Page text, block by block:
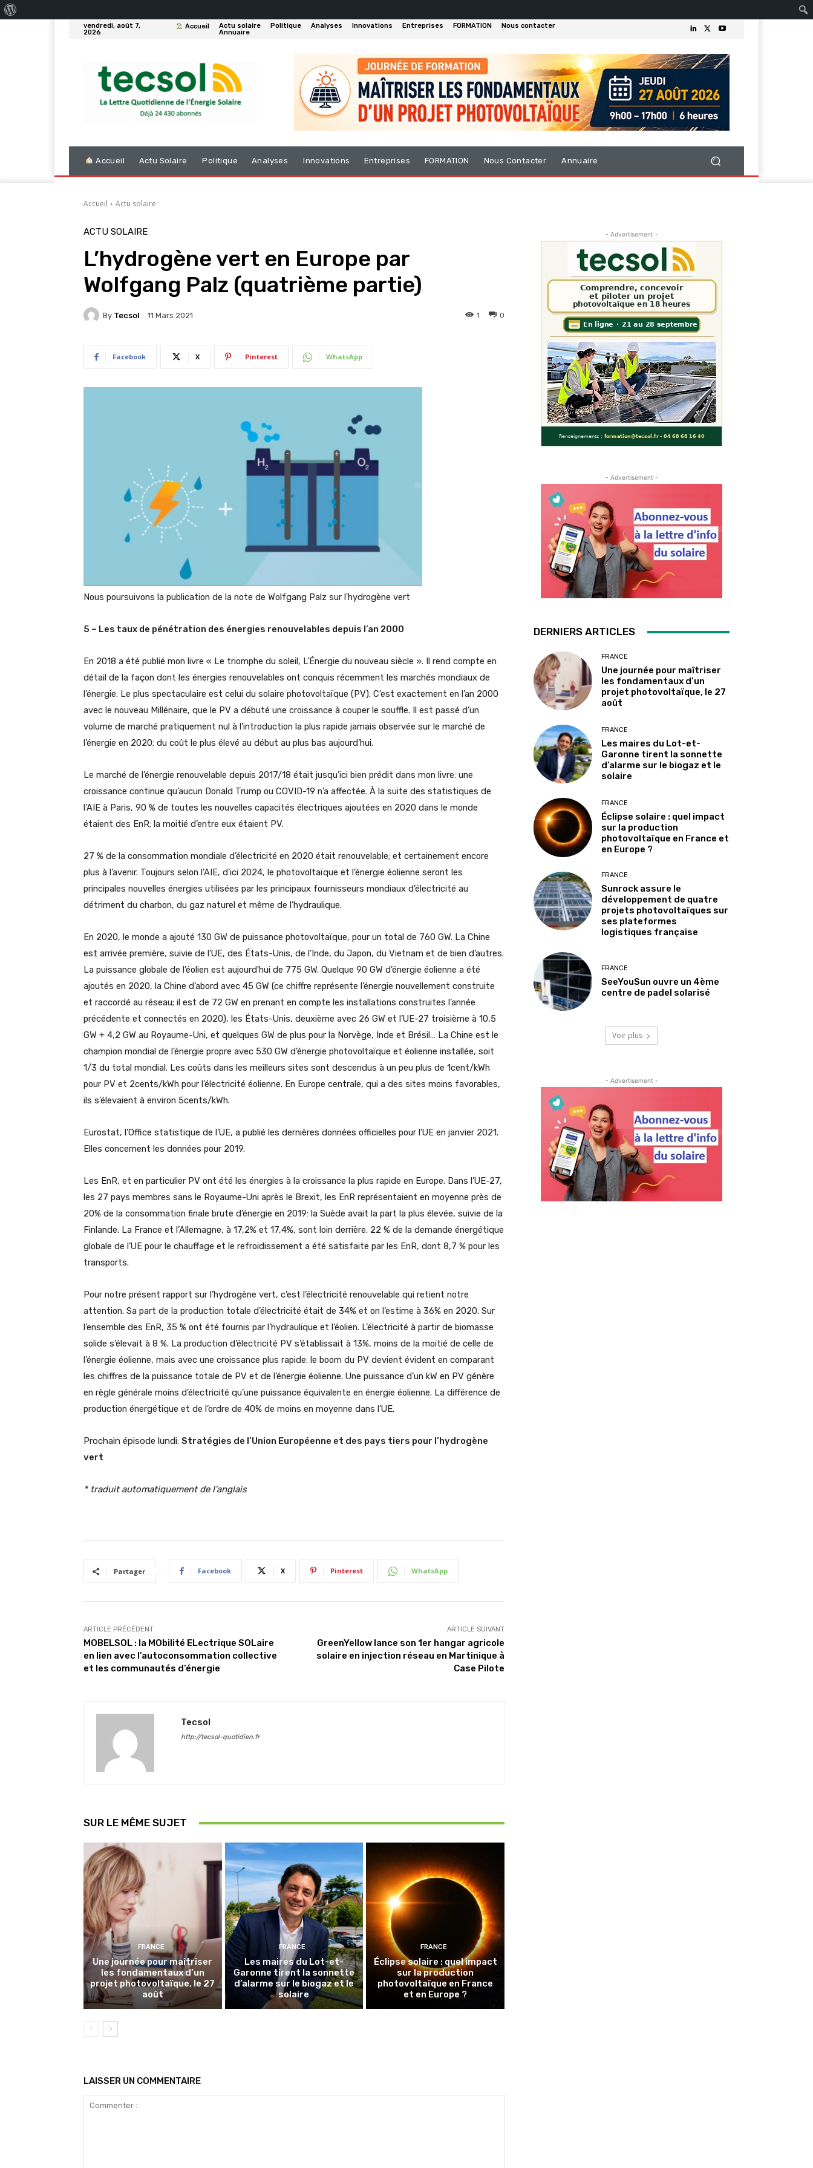
vendredi, août 7,
2026
Accueil Actu solaire Politique Analyses Innovations Entreprises FORMATION
Nous contacter
Annuaire
Accueil Actu Solaire Politique Analyses Innovations Entreprises FORMATION Nous Contacter Annuaire
Accueil Actu solaire
ACTU SOLAIRE
L’hydrogène vert en Europe par
Wolfgang Palz (quatrième partie)
By Tecsol 11 Mars 2021 0
1
Facebook X Pinterest WhatsApp
Nous poursuivons la publication de la note de Wolfgang Palz sur l'hydrogène vert
5 – Les taux de pénétration des énergies renouvelables depuis l’an 2000
En 2018 a été publié mon livre « Le triomphe du soleil, L’Énergie du nouveau siècle ». Il rend compte en
détail de la façon dont les énergies renouvelables ont conquis récemment les marchés mondiaux de
l’énergie. Le plus spectaculaire est celui du solaire photovoltaïque (PV). C’est exactement en l’an 2000
avec le nouveau Millénaire, que le PV a débuté une croissance à couper le souffle. Il est passé d’un
volume de marché pratiquement nul à l’introduction la plus rapide jamais observée sur le marché de
l’énergie en 2020; du coût le plus élevé au début au plus bas aujourd’hui.
Le marché de l’énergie renouvelable depuis 2017/18 était jusqu’ici bien prédit dans mon livre: une
croissance continue qu’aucun Donald Trump ou COVID-19 n’a affectée. À la suite des statistiques de
l’AIE à Paris, 90 % de toutes les nouvelles capacités électriques ajoutées en 2020 dans le monde
étaient des EnR; la moitié d’entre eux étaient PV.
27 % de la consommation mondiale d’électricité en 2020 était renouvelable; et certainement encore
plus à l’avenir. Toujours selon l’AIE, d’ici 2024, le photovoltaïque et l’énergie éolienne seront les
principales nouvelles énergies utilisées par les principaux fournisseurs mondiaux d’électricité au
détriment du charbon, du gaz naturel et même de l’hydraulique.
En 2020, le monde a ajouté 130 GW de puissance photovoltaïque, pour un total de 760 GW. La Chine
est arrivée première, suivie de l’UE, des États-Unis, de l’Inde, du Japon, du Vietnam et de bien d’autres.
La puissance globale de l’éolien est aujourd’hui de 775 GW. Quelque 90 GW d’énergie éolienne a été
ajoutés en 2020, la Chine d’abord avec 45 GW (ce chiffre représente l’énergie nouvellement construite
et raccordé au réseau; il est de 72 GW en prenant en compte les installations construites l’année
précédente et connectés en 2020), les États-Unis, deuxième avec 26 GW et l’UE-27 troisième à 10,5
GW + 4,2 GW au Royaume-Uni, et quelques GW de plus pour la Norvège, Inde et Brésil… La Chine est le
champion mondial de l’énergie propre avec 530 GW d’énergie photovoltaïque et éolienne installée, soit
1/3 du total mondial. Les coûts dans les meilleurs sites sont descendus à un peu plus de 1cent/kWh
pour PV et 2cents/kWh pour l’électricité éolienne. En Europe centrale, qui a des sites moins favorables,
ils s’élevaient à environ 5cents/kWh.
Eurostat, l’Office statistique de l’UE, a publié les dernières données officielles pour l’UE en janvier 2021.
Elles concernent les données pour 2019.
Les EnR, et en particulier PV ont été les énergies à la croissance la plus rapide en Europe. Dans l’UE-27,
les 27 pays membres sans le Royaume-Uni après le Brexit, les EnR représentaient en moyenne près de
20% de la consommation finale brute d’énergie en 2019: la Suède avait la part la plus élevée, suivie de la
Finlande. La France et l’Allemagne, à 17,2% et 17,4%, sont loin derrière. 22 % de la demande énergétique
globale de l’UE pour le chauffage et le refroidissement a été satisfaite par les EnR, dont 8,7 % pour les
transports.
Pour notre présent rapport sur l’hydrogène vert, c’est l’électricité renouvelable qui retient notre
attention. Sa part de la production totale d’électricité était de 34% et on l’estime à 36% en 2020. Sur
l’ensemble des EnR, 35 % ont été fournis par l’hydraulique et l’éolien. L’électricité à partir de biomasse
solide s’élevait à 8 %. La production d’électricité PV s’établissait à 13%, moins de la moitié de celle de
l’énergie éolienne, mais avec une croissance plus rapide: le boom du PV devient évident en comparant
les chiffres de la puissance totale de PV et de l’énergie éolienne. Une puissance d’un kW en PV génère
en règle générale moins d’électricité qu’une puissance équivalente en énergie éolienne. La différence de
production énergétique et de l’ordre de 40% de moins en moyenne dans l’UE.
Prochain épisode lundi: Stratégies de l’Union Européenne et des pays tiers pour l’hydrogène
vert
* traduit automatiquement de l'anglais
Partager Facebook X Pinterest WhatsApp
ARTICLE PRÉCÉDENT
MOBELSOL : la MObilité ELectrique SOLaire
en lien avec l’autoconsommation collective
et les communautés d’énergie
ARTICLE SUIVANT
GreenYellow lance son 1er hangar agricole
solaire en injection réseau en Martinique à
Case Pilote
Tecsol
http://tecsol-quotidien.fr
SUR LE MÊME SUJET
FRANCE
Une journée pour maîtriser
les fondamentaux d’un
projet photovoltaïque, le 27
août
FRANCE
Les maires du Lot-et-
Garonne tirent la sonnette
d’alarme sur le biogaz et le
solaire
FRANCE
Éclipse solaire : quel impact
sur la production
photovoltaïque en France
et en Europe ?
LAISSER UN COMMENTAIRE
- Advertisement -
- Advertisement -
DERNIERS ARTICLES
FRANCE
Une journée pour maîtriser
les fondamentaux d’un
projet photovoltaïque, le 27
août
FRANCE
Les maires du Lot-et-
Garonne tirent la sonnette
d’alarme sur le biogaz et le
solaire
FRANCE
Éclipse solaire : quel impact
sur la production
photovoltaïque en France et
en Europe ?
FRANCE
Sunrock assure le
développement de quatre
projets photovoltaïques sur
ses plateformes
logistiques française
FRANCE
SeeYouSun ouvre un 4ème
centre de padel solarisé
Voir plus
- Advertisement -